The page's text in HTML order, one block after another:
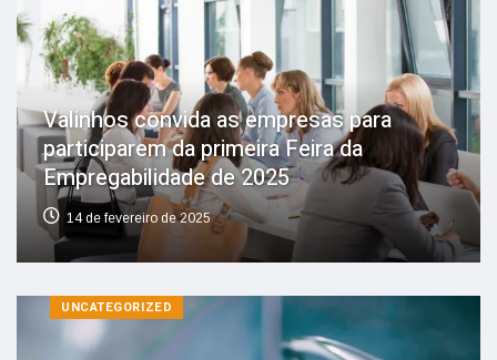
Valinhos convida as empresas para
participarem da primeira Feira da
Empregabilidade de 2025
14 de fevereiro de 2025
UNCATEGORIZED